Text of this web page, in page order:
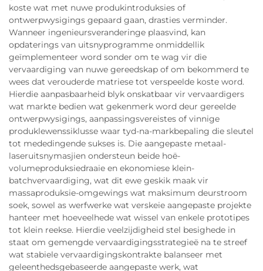
koste wat met nuwe produkintroduksies of
ontwerpwysigings gepaard gaan, drasties verminder.
Wanneer ingenieursveranderinge plaasvind, kan
opdaterings van uitsnyprogramme onmiddellik
geïmplementeer word sonder om te wag vir die
vervaardiging van nuwe gereedskap of om bekommerd te
wees dat verouderde matriese tot verspeelde koste word.
Hierdie aanpasbaarheid blyk onskatbaar vir vervaardigers
wat markte bedien wat gekenmerk word deur gereelde
ontwerpwysigings, aanpassingsvereistes of vinnige
produklewenssiklusse waar tyd-na-markbepaling die sleutel
tot mededingende sukses is. Die aangepaste metaal-
laseruitsnymasjien ondersteun beide hoë-
volumeproduksiedraaie en ekonomiese klein-
batchvervaardiging, wat dit ewe geskik maak vir
massaproduksie-omgewings wat maksimum deurstroom
soek, sowel as werfwerke wat verskeie aangepaste projekte
hanteer met hoeveelhede wat wissel van enkele prototipes
tot klein reekse. Hierdie veelzijdigheid stel besighede in
staat om gemengde vervaardigingsstrategieë na te streef
wat stabiele vervaardigingskontrakte balanseer met
geleenthedsgebaseerde aangepaste werk, wat